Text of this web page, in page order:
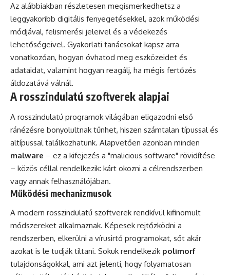
Az alábbiakban részletesen megismerkedhetsz a
leggyakoribb digitális fenyegetésekkel, azok működési
módjával, felismerési jeleivel és a védekezés
lehetőségeivel. Gyakorlati tanácsokat kapsz arra
vonatkozóan, hogyan óvhatod meg eszközeidet és
adataidat, valamint hogyan reagálj, ha mégis fertőzés
áldozatává válnál.
A rosszindulatú szoftverek alapjai
A rosszindulatú programok világában eligazodni első
ránézésre bonyolultnak tűnhet, hiszen számtalan típussal és
altípussal találkozhatunk. Alapvetően azonban minden
malware – ez a kifejezés a "malicious software" rövidítése
– közös céllal rendelkezik: kárt okozni a célrendszerben
vagy annak felhasználójában.
Működési mechanizmusok
A modern rosszindulatú szoftverek rendkívül kifinomult
módszereket alkalmaznak. Képesek rejtőzködni a
rendszerben, elkerülni a vírusirtó programokat, sőt akár
azokat is le tudják tiltani. Sokuk rendelkezik polimorf
tulajdonságokkal, ami azt jelenti, hogy folyamatosan